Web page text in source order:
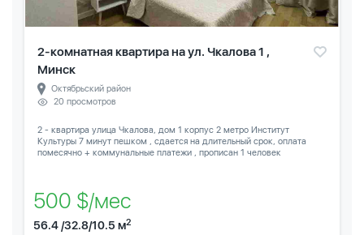
2-комнатная квартира на ул. Чкалова 1 ,
Минск
Октябрьский район
20 просмотров
2 - квартира улица Чкалова, дом 1 корпус 2 метро Институт
Культуры 7 минут пешком , сдается на длительный срок, оплата
помесячно + коммунальные платежи , прописан 1 человек
500 $/мес
56.4 /32.8/10.5 м2